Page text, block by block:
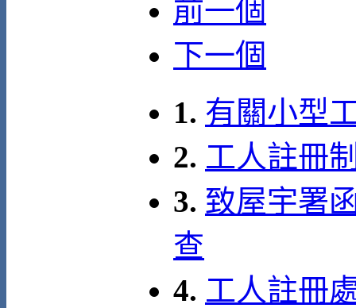
前一個
下一個
1. 有關小型
2. 工人註冊
3. 致屋宇署
查
4. 工人註冊